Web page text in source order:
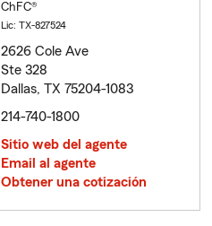
ChFC®
Lic: TX-827524
2626 Cole Ave
Ste 328
Dallas, TX 75204-1083
214-740-1800
Sitio web del agente
Email al agente
Obtener una cotización